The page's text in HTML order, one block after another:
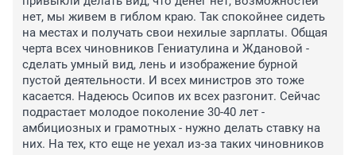
нет, мы живем в гиблом краю. Так спокойнее сидеть
на местах и получать свои нехилые зарплаты. Общая
черта всех чиновников Гениатулина и Ждановой -
сделать умный вид, лень и изображение бурной
пустой деятельности. И всех министров это тоже
касается. Надеюсь Осипов их всех разгонит. Сейчас
подрастает молодое поколение 30-40 лет -
амбициозных и грамотных - нужно делать ставку на
них. На тех, кто еще не уехал из-за таких чиновников